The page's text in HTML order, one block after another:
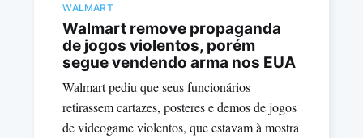
WALMART
Walmart remove propaganda
de jogos violentos, porém
segue vendendo arma nos EUA
Walmart pediu que seus funcionários
retirassem cartazes, posteres e demos de jogos
de videogame violentos, que estavam à mostra